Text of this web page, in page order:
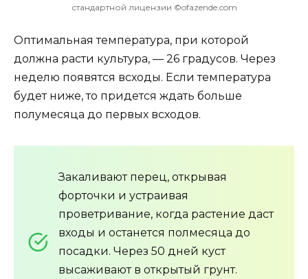
стандартной лицензии ©ofazende.com
Оптимальная температура, при которой
должна расти культура, — 26 градусов. Через
неделю появятся всходы. Если температура
будет ниже, то придется ждать больше
полумесяца до первых всходов.
Закаливают перец, открывая
форточки и устраивая
проветривание, когда растение даст
входы и останется полмесяца до
посадки. Через 50 дней куст
высаживают в открытый грунт.